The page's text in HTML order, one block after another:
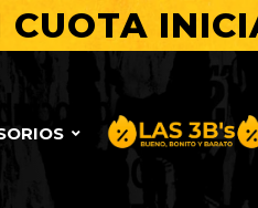
CUOTA
Bueno, Bonito y